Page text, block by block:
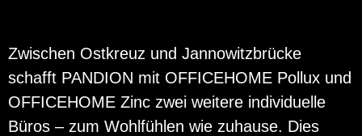
Zwi­schen Ost­kreuz und Jan­no­witz­brü­cke
schafft PAN­DI­ON mit OF­FICE­HO­ME Pol­lux und
OF­FICE­HO­ME Zinc zwei wei­te­re in­di­vi­du­el­le
Büros – zum Wohl­füh­len wie zu­hau­se. Dies